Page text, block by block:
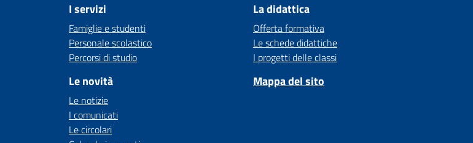
I servizi
Famiglie e studenti
Personale scolastico
Percorsi di studio
Le novità
Le notizie
I comunicati
Le circolari
La didattica
Offerta formativa
Le schede didattiche
I progetti delle classi
Mappa del sito